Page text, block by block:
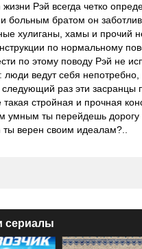
Рэй всегда четко
больным братом он
хулиганы, хамы и прочий
по нормальному
по этому поводу Рэй не
ведут себя
следующий раз эти
стройная и прочная
умным ты перейдешь дорогу
верен своим идеалам?..
сериалы